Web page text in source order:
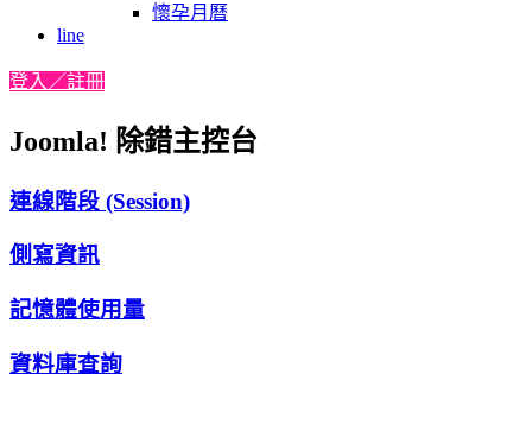
懷孕月曆
line
登入／註冊
Joomla! 除錯主控台
連線階段 (Session)
側寫資訊
記憶體使用量
資料庫查詢